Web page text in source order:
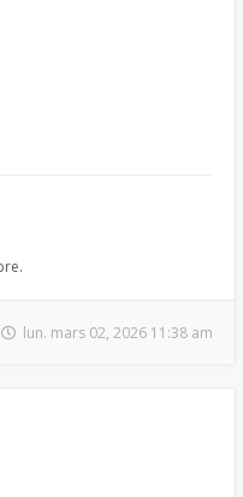
lun. mars 02, 2026 11:38 am